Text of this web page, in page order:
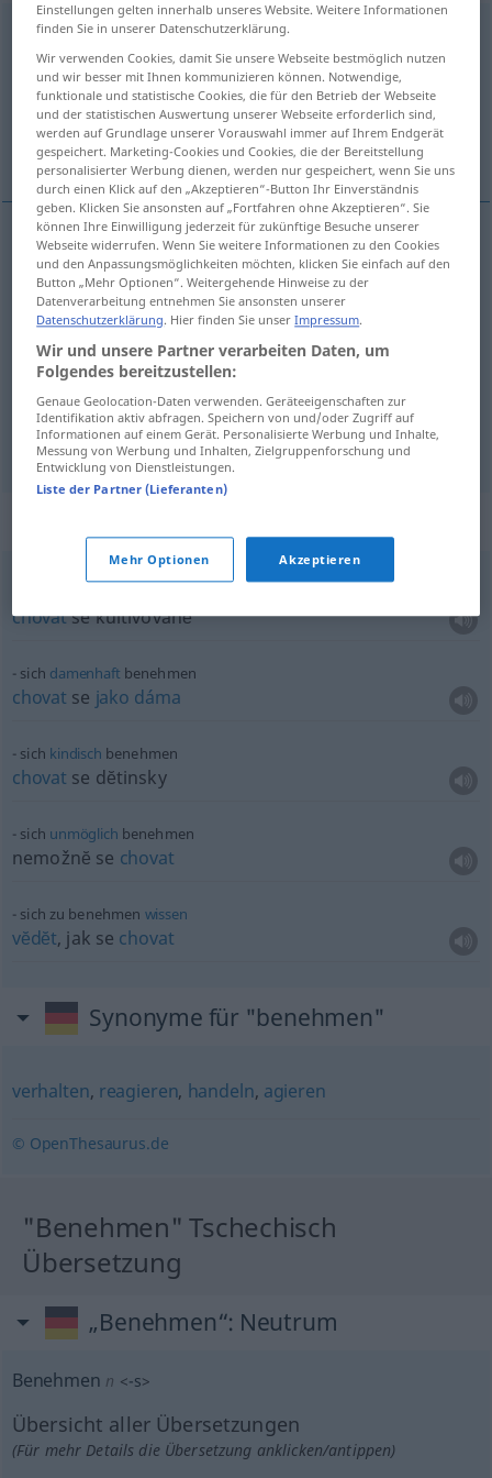
benehmen <irrohnege;haben>
Übersicht aller Übersetzungen
(Für mehr Details die Übersetzung anklicken/antippen)
chovat se umĕt se chovat
Beispiele
sich benehmen
<za>chovatse (gegen AKKk DAT )
sich zu benehmenwissen
umĕtsechovat
chovatse kultivovanĕ
sich damenhaft benehmen
chovat se jako dáma
sich kindisch benehmen
chovat se dĕtinsky
sich unmöglich benehmen
nemožnĕ se chovat
sich zu benehmen wissen
vĕdĕt, jak se chovat
Synonyme für "benehmen"
verhalten, reagieren, handeln, agieren
© OpenThesaurus.de
"Benehmen" Tschechisch
Übersetzung
„Benehmen“: Neutrum
Benehmen n <-s>
Übersicht aller Übersetzungen
(Für mehr Details die Übersetzung anklicken/antippen)
Einstellungen gelten innerhalb unseres Website. Weitere Informationen
finden Sie in unserer Datenschutzerklärung.
Wir verwenden Cookies, damit Sie unsere Webseite bestmöglich nutzen
und wir besser mit Ihnen kommunizieren können. Notwendige,
funktionale und statistische Cookies, die für den Betrieb der Webseite
und der statistischen Auswertung unserer Webseite erforderlich sind,
werden auf Grundlage unserer Vorauswahl immer auf Ihrem Endgerät
gespeichert. Marketing-Cookies und Cookies, die der Bereitstellung
personalisierter Werbung dienen, werden nur gespeichert, wenn Sie uns
durch einen Klick auf den „Akzeptieren“-Button Ihr Einverständnis
geben. Klicken Sie ansonsten auf „Fortfahren ohne Akzeptieren“. Sie
können Ihre Einwilligung jederzeit für zukünftige Besuche unserer
Webseite widerrufen. Wenn Sie weitere Informationen zu den Cookies
und den Anpassungsmöglichkeiten möchten, klicken Sie einfach auf den
Button „Mehr Optionen“. Weitergehende Hinweise zu der
Datenverarbeitung entnehmen Sie ansonsten unserer
Datenschutzerklärung. Hier finden Sie unserImpressum.
Wir und unsere Partner verarbeiten Daten, um
Folgendes bereitzustellen:
Genaue Geolocation-Daten verwenden. Geräteeigenschaften zur
Identifikation aktiv abfragen. Speichern von und/oder Zugriff auf
Informationen auf einem Gerät. Personalisierte Werbung und Inhalte,
Messung von Werbung und Inhalten, Zielgruppenforschung und
Entwicklung von Dienstleistungen.
Liste der Partner (Lieferanten)
Mehr Optionen Akzeptieren